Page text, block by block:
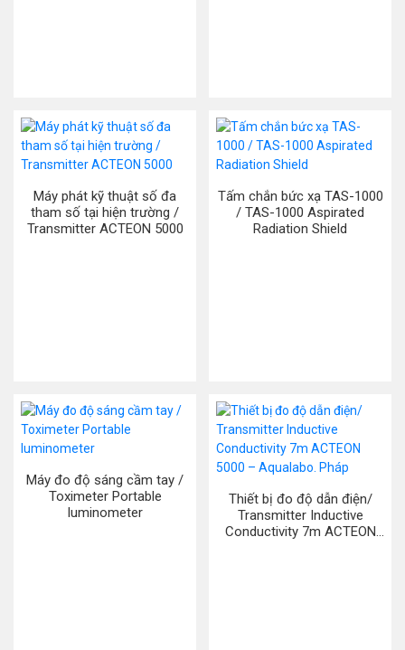
Máy phát kỹ thuật số đa
tham số tại hiện trường /
Transmitter ACTEON 5000
Tấm chắn bức xạ TAS-1000
/ TAS-1000 Aspirated
Radiation Shield
Máy đo độ sáng cầm tay /
Toximeter Portable
luminometer
Thiết bị đo độ dẫn điện/
Transmitter Inductive
Conductivity 7m ACTEON